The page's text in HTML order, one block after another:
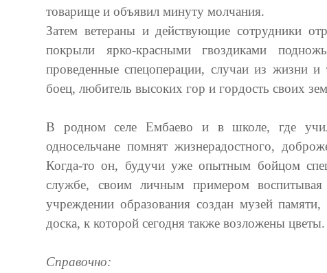
товарище и объявил минуту молчания.
Затем ветераны и действующие сотрудники
покрыли ярко-красными гвоздиками
проведенные спецоперации, случаи из жизни
боец, любитель высоких гор и гордость своих
В родном селе Ембаево и в школе, где
односельчане помнят жизнерадостного,
Когда-то он, будучи уже опытным бойцом
службе, своим личным примером
учреждении образования создан музей
доска, к которой сегодня также возложены цветы.
Справочно: